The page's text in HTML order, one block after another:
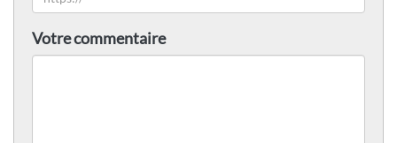
Votre commentaire